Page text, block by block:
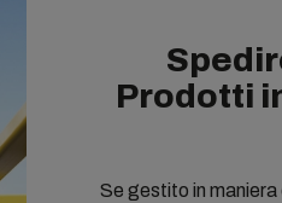
Prodotti
Se gestito in